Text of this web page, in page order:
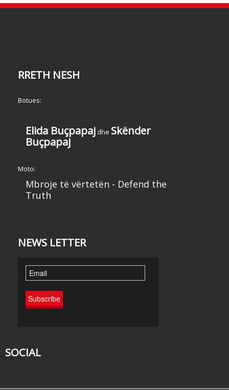
RRETH NESH
Botues:
Elida Buçpapaj dhe Skënder
Buçpapaj
Moto:
Mbroje të vërtetën - Defend the
Truth
NEWS LETTER
SOCIAL